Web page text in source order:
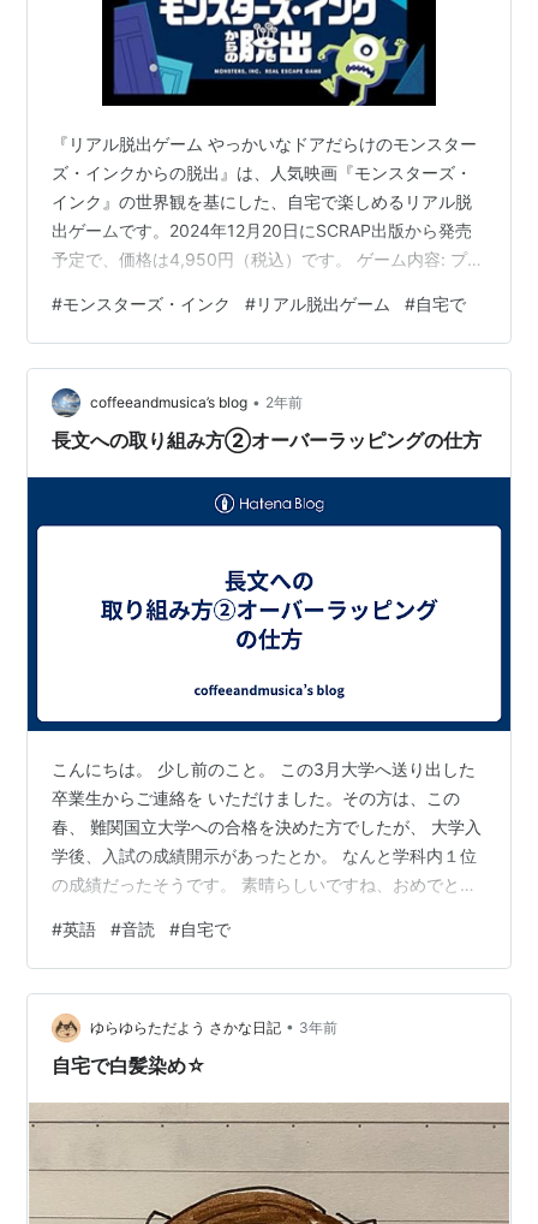
『リアル脱出ゲーム やっかいなドアだらけのモンスター
ズ・インクからの脱出』は、人気映画『モンスターズ・
インク』の世界観を基にした、自宅で楽しめるリアル脱
出ゲームです。2024年12月20日にSCRAP出版から発売
予定で、価格は4,950円（税込）です。 ゲーム内容: プレ
ーとなり、社内で発生するドアに関するトラブルを、サ
リーやマイクと協力して解決していきます。箱の中に
は、ストーリーブックやドアピース、シール、カードな
ど、多彩なアイテムが詰まっており、これらを駆使して
謎やパズルを解き進めます。 特典情報: 少年探偵SCRAP
#モンスターズ・インク #リアル脱出ゲーム #自宅で
coffeeandmusica’s blog • 2年前
長文への取り組み方②オーバーラッピングの仕方
こんにちは。 少し前のこと。 この3月大学へ送り出した
卒業生からご連絡を いただけました。その方は、この
春、 難関国立大学への合格を決めた方でしたが、 大学入
学後、入試の成績開示があったとか。 なんと学科内１位
の成績だったそうです。 素晴らしいですね、おめでとう
は、 他学部とは別の難易度の高い長文、和文英訳、 自由
英作に加え、ボリュームのある長さの リスニング問題が
課されます。 ちなみにリスニングについては、 日本語で
答える記述問題です。 そちらの優秀な学生について少し
お話をすると、 その方は、最初お母様に渋々連れてこら
#英語 #音読 #自宅で
ゆらゆらただよう さかな日記 • 3年前
自宅で白髪染め☆